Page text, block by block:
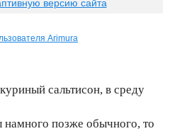
версию сайта
Arimura
сальтисон, в среду
позже обычного, то